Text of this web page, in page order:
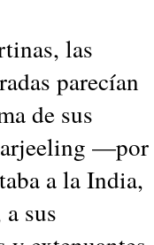
las
parecían
de sus
—por
a la India,
sus